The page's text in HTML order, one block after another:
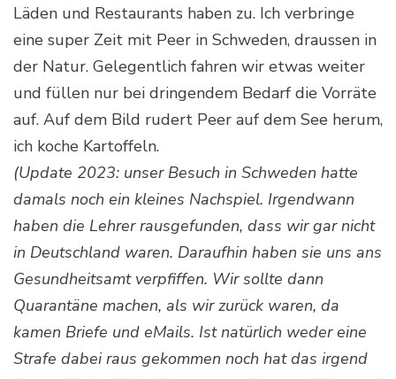
Läden und Restaurants haben zu. Ich verbringe
eine super Zeit mit Peer in Schweden, draussen in
der Natur. Gelegentlich fahren wir etwas weiter
und füllen nur bei dringendem Bedarf die Vorräte
auf. Auf dem Bild rudert Peer auf dem See herum,
ich koche Kartoffeln.
(Update 2023: unser Besuch in Schweden hatte
damals noch ein kleines Nachspiel. Irgendwann
haben die Lehrer rausgefunden, dass wir gar nicht
in Deutschland waren. Daraufhin haben sie uns ans
Gesundheitsamt verpfiffen. Wir sollte dann
Quarantäne machen, als wir zurück waren, da
kamen Briefe und eMails. Ist natürlich weder eine
Strafe dabei raus gekommen noch hat das irgend